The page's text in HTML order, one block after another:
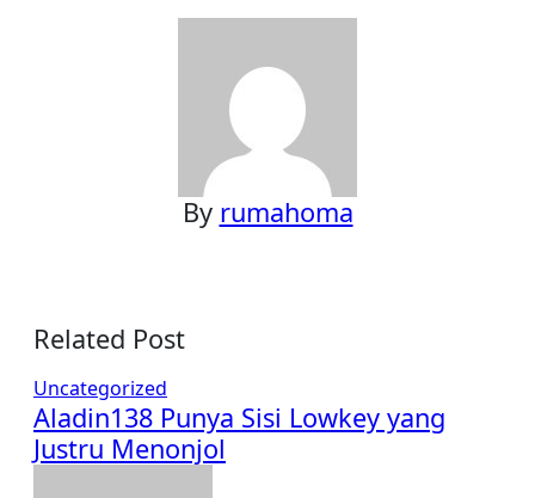
By rumahoma
Related Post
Uncategorized
Aladin138 Punya Sisi Lowkey yang
Justru Menonjol